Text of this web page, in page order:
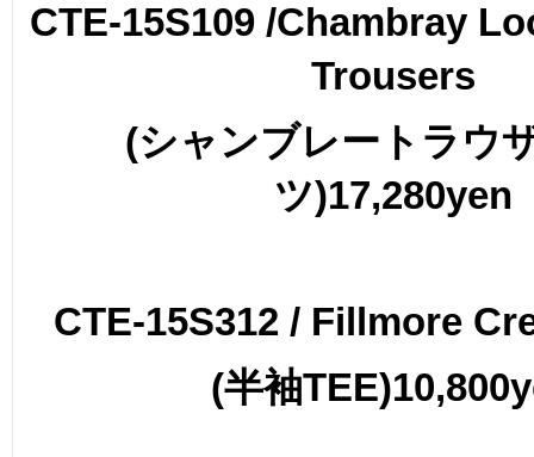
CTE-15S109 /Chambray
Trousers
(シャンブレートラウ
ツ)17,280yen
CTE-15S312 / Fillmore
(半袖